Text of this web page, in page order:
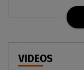
07.08.26 , 20:13
Κυψέλη: Tι
38χρονης Λίζα
07.08.26 , 19:15
VIDEOS